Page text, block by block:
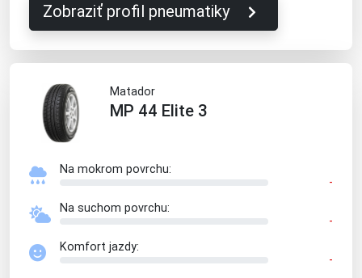
Zobraziť profil pneumatiky
Matador
MP 44 Elite 3
Na mokrom povrchu:
-
Na suchom povrchu:
-
Komfort jazdy:
-